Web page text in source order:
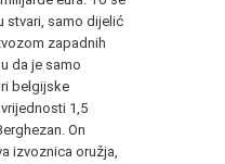
stvari, samo dijelić
zapadnih
da je samo
belgijske
1,5
On
izvoznica oružja,